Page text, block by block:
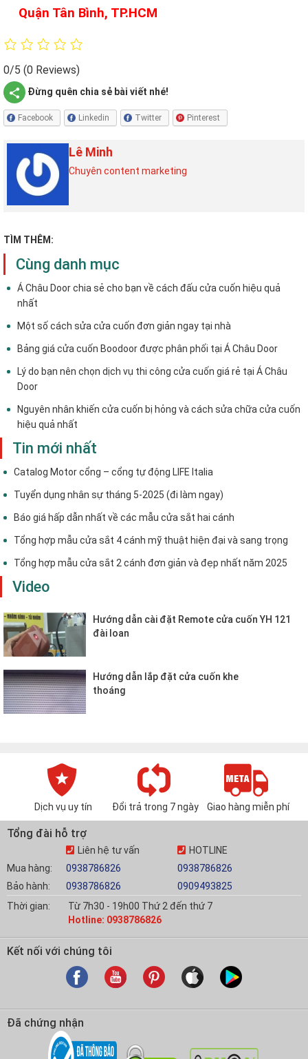
Quận Tân Bình, TP.HCM
0/5 (0 Reviews)
Đừng quên chia sẻ bài viết nhé!
Facebook Linkedin Twitter Pinterest
Lê Minh
Chuyên content marketing
TÌM THÊM:
Cùng danh mục
Á Châu Door chia sẻ cho bạn về cách đấu cửa cuốn hiệu quả
nhất
Một số cách sửa cửa cuốn đơn giản ngay tại nhà
Bảng giá cửa cuốn Boodoor được phân phối tại Á Châu Door
Lý do bạn nên chọn dịch vụ thi công cửa cuốn giá rẻ tại Á Châu
Door
Nguyên nhân khiến cửa cuốn bị hỏng và cách sửa chữa cửa cuốn
hiệu quả nhất
Tin mới nhất
Catalog Motor cổng – cổng tự động LIFE Italia
Tuyển dụng nhân sự tháng 5-2025 (đi làm ngay)
Báo giá hấp dẫn nhất về các mẫu cửa sắt hai cánh
Tổng hợp mẫu cửa sắt 4 cánh mỹ thuật hiện đại và sang trọng
Tổng hợp mẫu cửa sắt 2 cánh đơn giản và đẹp nhất năm 2025
Video
Hướng dẫn cài đặt Remote cửa cuốn YH 121
đài loan
Hướng dẫn lắp đặt cửa cuốn khe
thoáng
Dịch vụ uy tín Đổi trả trong 7 ngày Giao hàng miễn phí
Tổng đài hỗ trợ
Mua hàng:
Bảo hành:
Liên hệ tư vấn
0938786826
0938786826
HOTLINE
0938786826
0909493825
Thời gian:
Từ 7h30 - 19h00 Thứ 2 đến thứ 7
Hotline: 0938786826
Kết nối với chúng tôi
Đã chứng nhận